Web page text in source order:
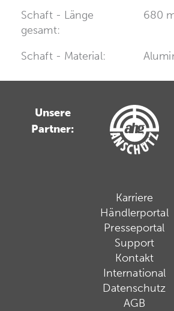
Schaft - Länge
gesamt:
680
Schaft - Material:
Unsere
Partner:
Karriere
Händlerportal
Presseportal
Support
Kontakt
International
Datenschutz
AGB